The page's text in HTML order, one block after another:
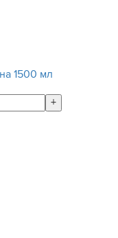
1500 мл
+